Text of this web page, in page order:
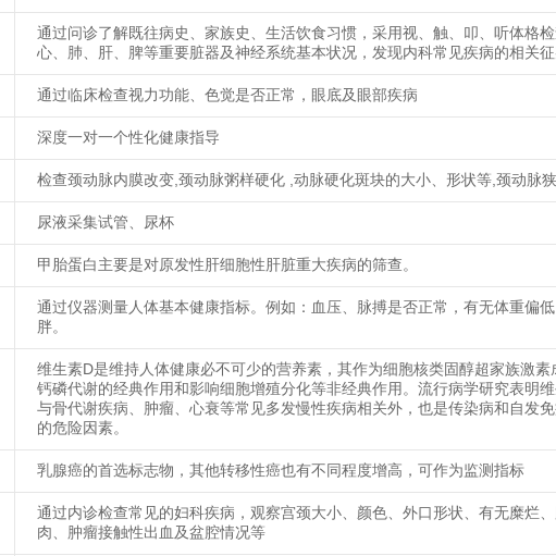
通过问诊了解既往病史、家族史、生活饮食习惯，采用视、触、叩、听体格
心、肺、肝、脾等重要脏器及神经系统基本状况，发现内科常见疾病的相关
通过临床检查视力功能、色觉是否正常，眼底及眼部疾病
深度一对一个性化健康指导
检查颈动脉内膜改变,颈动脉粥样硬化 ,动脉硬化斑块的大小、形状等,颈动脉
尿液采集试管、尿杯
甲胎蛋白主要是对原发性肝细胞性肝脏重大疾病的筛查。
通过仪器测量人体基本健康指标。例如：血压、脉搏是否正常，有无体重偏
胖。
维生素D是维持人体健康必不可少的营养素，其作为细胞核类固醇超家族激素
钙磷代谢的经典作用和影响细胞增殖分化等非经典作用。流行病学研究表明
与骨代谢疾病、肿瘤、心衰等常见多发慢性疾病相关外，也是传染病和自发
的危险因素。
乳腺癌的首选标志物，其他转移性癌也有不同程度增高，可作为监测指标
通过内诊检查常见的妇科疾病，观察宫颈大小、颜色、外口形状、有无糜烂
肉、肿瘤接触性出血及盆腔情况等